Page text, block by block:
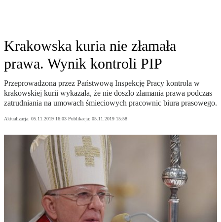
Krakowska kuria nie złamała
prawa. Wynik kontroli PIP
Przeprowadzona przez Państwową Inspekcję Pracy kontrola w
krakowskiej kurii wykazała, że nie doszło złamania prawa podczas
zatrudniania na umowach śmieciowych pracownic biura prasowego.
Aktualizacja: 05.11.2019 16:03 Publikacja: 05.11.2019 15:58